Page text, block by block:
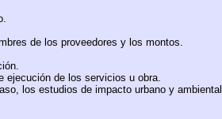
de los proveedores y los montos.
ejecución de los servicios u obra.
los estudios de impacto urbano y